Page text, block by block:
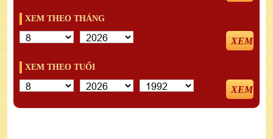
XEM THEO THÁNG
XEM
XEM THEO TUỔI
XEM